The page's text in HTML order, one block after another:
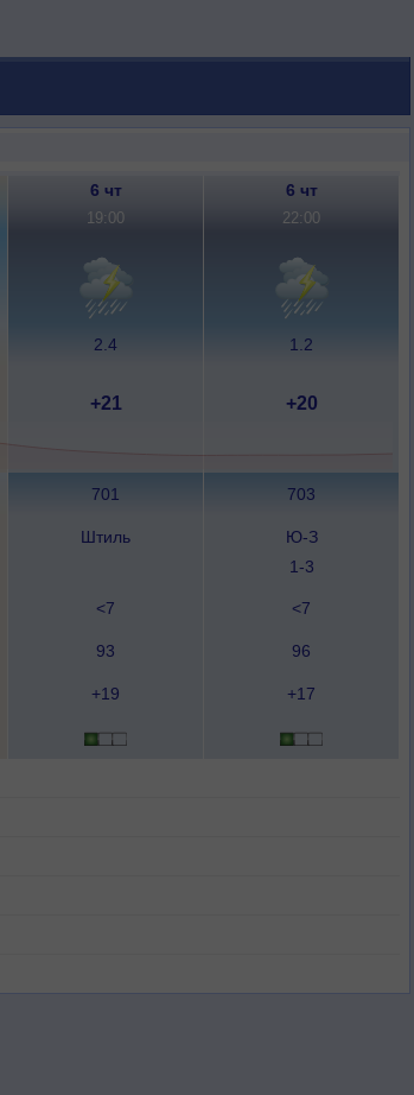
6 чт 6 чт
19:00 22:00
2.4 1.2
+21 +20
701 703
Штиль
Ю-З
1-3
<7 <7
93 96
+19 +17